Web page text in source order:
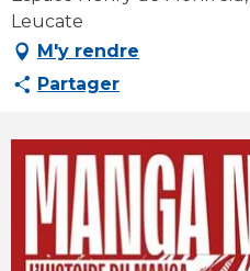
Leucate
M'y rendre
Partager